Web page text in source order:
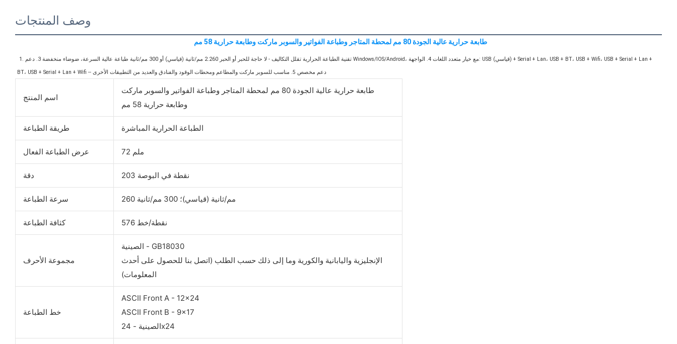
وصف المنتجات
طابعة حرارية عالية الجودة 80 مم لمحطة المتاجر وطباعة الفواتير والسوبر ماركت وطابعة حرارية 58 مم
1. تقنية الطباعة الحرارية تقلل التكاليف - لا حاجة للحبر أو الحبر 2.260 مم/ثانية (قياسي) أو 300 مم/ثانية طباعة عالية السرعة، ضوضاء منخفضة 3. دعم Windows/IOS/Android، مع خيار متعدد اللغات 4. الواجهة: USB (قياسي) + Serial + Lan، USB + BT، USB + Wifi، USB + Serial + Lan +
BT، USB + Serial + Lan + Wifi -- دعم مخصص 5. مناسب للسوبر ماركت والمطاعم ومحطات الوقود والفنادق والعديد من التطبيقات الأخرى
اسم المنتج
طابعة حرارية عالية الجودة 80 مم لمحطة المتاجر وطباعة الفواتير والسوبر ماركت
وطابعة حرارية 58 مم
طريقة الطباعة الطباعة الحرارية المباشرة
عرض الطباعة الفعال 72 ملم
دقة 203 نقطة في البوصة
سرعة الطباعة 260 مم/ثانية (قياسي)؛ 300 مم/ثانية
كثافة الطباعة 576 نقطة/خط
مجموعة الأحرف
الصينية - GB18030
الإنجليزية واليابانية والكورية وما إلى ذلك حسب الطلب (اتصل بنا للحصول على أحدث
المعلومات)
خط الطباعة
ASCII Front A - 12x24
ASCII Front B - 9x17
الصينية - 24x24